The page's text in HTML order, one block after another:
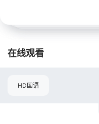
在线观看
HD国语